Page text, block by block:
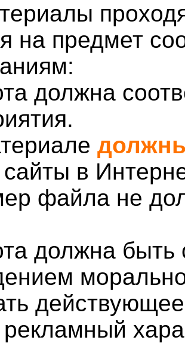
на предмет
должна
в
файла не
должна
рекламный